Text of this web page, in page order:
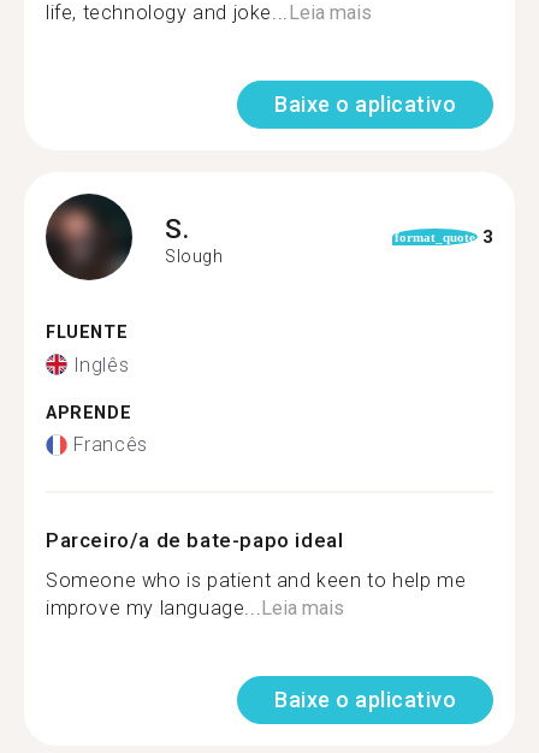
life, technology and joke...Leia mais
Baixe o aplicativo
S.
Slough
format_quote 3
FLUENTE
Inglês
APRENDE
Francês
Parceiro/a de bate-papo ideal
Someone who is patient and keen to help me
improve my language...Leia mais
Baixe o aplicativo